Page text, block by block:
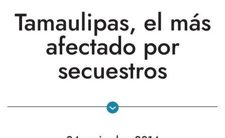
Tamaulipas, el más
afectado por
secuestros